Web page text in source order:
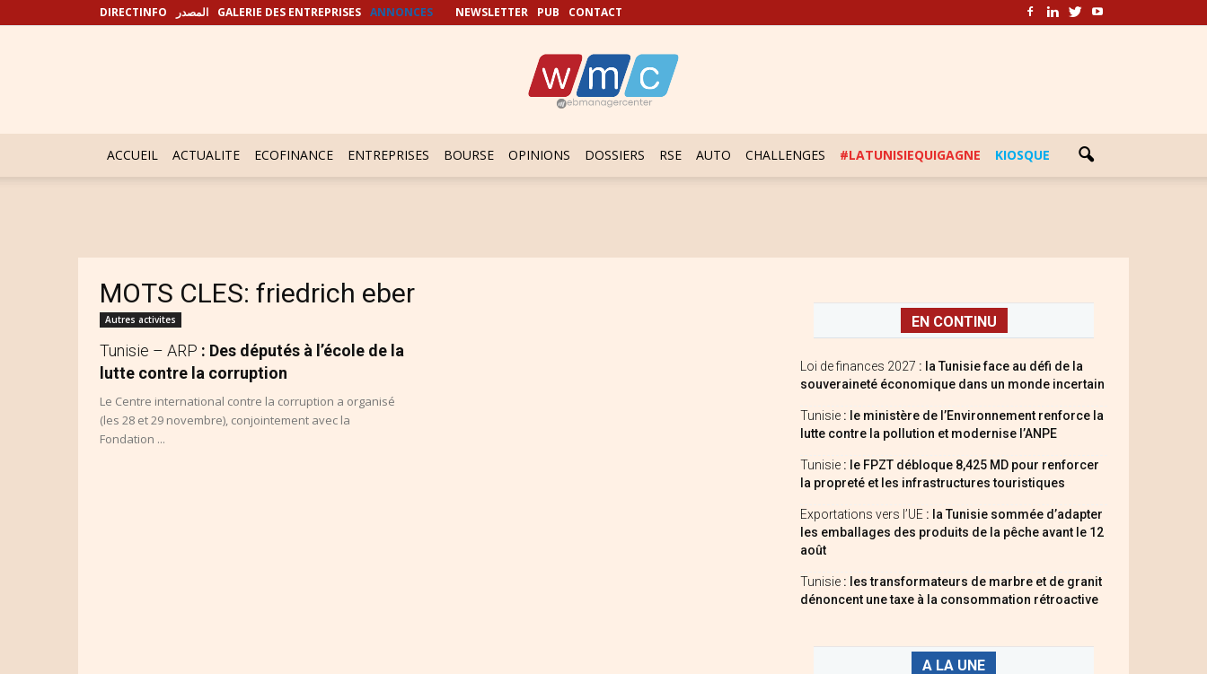
DIRECTINFO المصدر GALERIE DES ENTREPRISES ANNONCES NEWSLETTER PUB CONTACT
ACCUEIL ACTUALITE ECOFINANCE ENTREPRISES BOURSE OPINIONS DOSSIERS RSE AUTO CHALLENGES #LATUNISIEQUIGAGNE KIOSQUE
MOTS CLES: friedrich eber
Autres activites
Tunisie – ARP : Des députés à l’école de la
lutte contre la corruption
Le Centre international contre la corruption a organisé
(les 28 et 29 novembre), conjointement avec la
Fondation ...
EN CONTINU
Loi de finances 2027 : la Tunisie face au défi de la
souveraineté économique dans un monde incertain
Tunisie : le ministère de l’Environnement renforce la
lutte contre la pollution et modernise l’ANPE
Tunisie : le FPZT débloque 8,425 MD pour renforcer
la propreté et les infrastructures touristiques
Exportations vers l’UE : la Tunisie sommée d’adapter
les emballages des produits de la pêche avant le 12
août
Tunisie : les transformateurs de marbre et de granit
dénoncent une taxe à la consommation rétroactive
A LA UNE